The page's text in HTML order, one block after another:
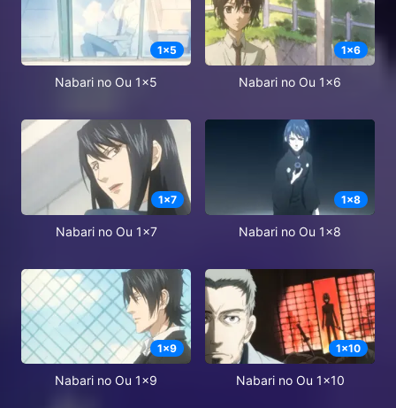
1x5
Nabari no Ou 1x5
1x6
Nabari no Ou 1x6
1x7
Nabari no Ou 1x7
1x8
Nabari no Ou 1x8
1x9
Nabari no Ou 1x9
1x10
Nabari no Ou 1x10